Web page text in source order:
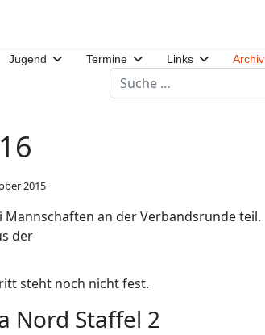
Jugend Termine Links Archiv
Suchen
2015
an der Verbandsrunde teil.
der
steht noch nicht fest.
Nord Staffel 2